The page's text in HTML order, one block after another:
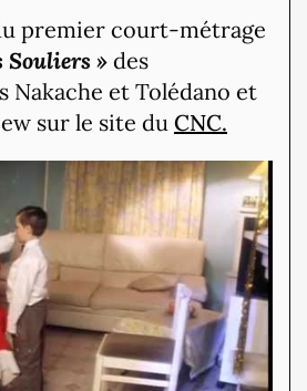
premier court-métrage
Souliers »des
Nakache et Tolédano et
sur le site du CNC.